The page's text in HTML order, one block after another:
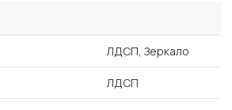
ЛДСП, Зеркало
ЛДСП